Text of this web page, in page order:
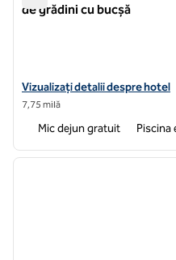
de grădini cu bucșă
Vizualizați detaliile hotelului
Vizualizați detalii despre hotel
7,75 milă
Mic dejun gratuit Piscina
1 din 12